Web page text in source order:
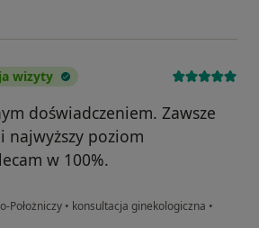
wizyty
doświadczeniem. Zawsze
najwyższy poziom
w 100%.
Położniczy • konsultacja ginekologiczna •